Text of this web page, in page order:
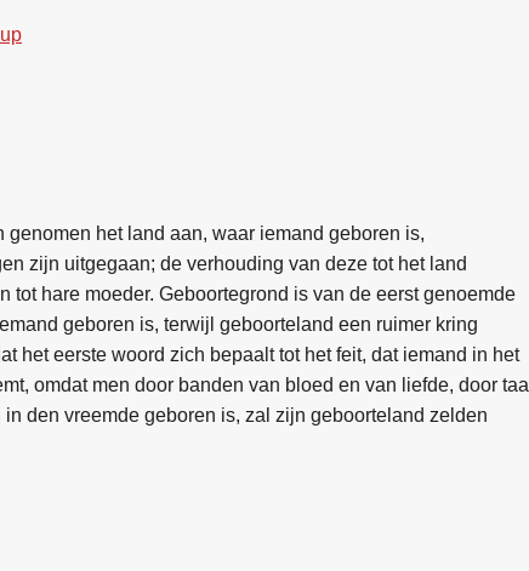
genomen het land aan, waar iemand geboren is,
zijn uitgegaan; de verhouding van deze tot het land
tot hare moeder. Geboortegrond is van de eerst genoemde
geboren is, terwijl geboorteland een ruimer kring
het eerste woord zich bepaalt tot het feit, dat iemand in het
omdat men door banden van bloed en van liefde, door taal
den vreemde geboren is, zal zijn geboorteland zelden